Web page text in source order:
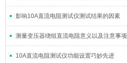
影响10A直流电阻测试仪测试结果的因素
测量变压器绕组直流电阻意义以及注意事项
10A直流电阻测试仪功能设置巧妙先进